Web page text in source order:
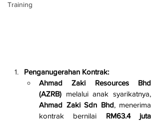
Training
Penganugerahan Kontrak:
Ahmad Zaki Resources Bhd
(AZRB)
Ahmad Zaki Sdn Bhd, menerima
kontrak bernilai RM63.4 juta